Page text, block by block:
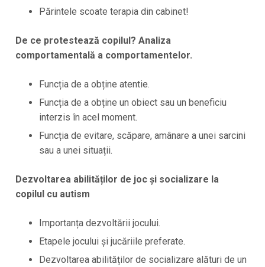
Părintele scoate terapia din cabinet!
De ce protestează copilul? Analiza
comportamentală a comportamentelor.
Funcția de a obține atentie.
Funcția de a obține un obiect sau un beneficiu
interzis în acel moment.
Funcția de evitare, scăpare, amânare a unei sarcini
sau a unei situații.
Dezvoltarea abilităților de joc și socializare la
copilul cu autism
Importanța dezvoltării jocului.
Etapele jocului și jucăriile preferate.
Dezvoltarea abilităților de socializare alături de un